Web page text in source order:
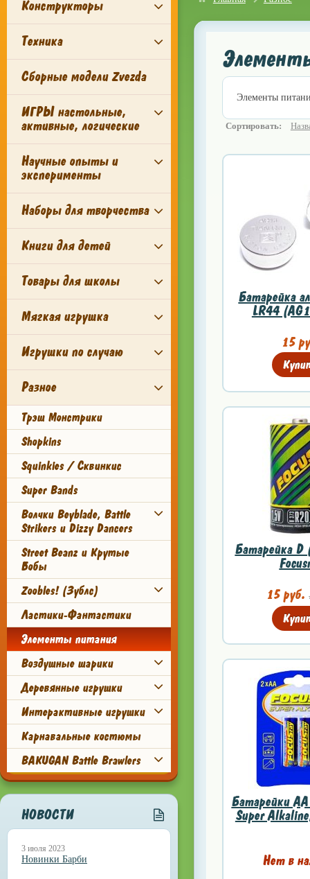
Конструкторы
Техника
Сборные модели Zvezda
ИГРЫ настольные,
активные, логические
Научные опыты и
эксперименты
Наборы для творчества
Книги для детей
Товары для школы
Мягкая игрушка
Игрушки по случаю
Разное
Трэш Монстрики
Shopkins
Squinkies / Сквинкис
Super Bands
Волчки Beyblade, Battle
Strikers и Dizzy Dancers
Street Beanz и Крутые
Бобы
Zoobles! (Зублс)
Ластики-Фантастики
Элементы питания
Воздушные шарики
Деревянные игрушки
Интерактивные игрушки
Карнавальные костюмы
BAKUGAN Battle Brawlers
НОВОСТИ
3 июля 2023
Новинки Барби
Элементы
Сортировать:
Батарейка
LR44
15
Батарейка
15 руб.
Батарейки
Super
Нет в